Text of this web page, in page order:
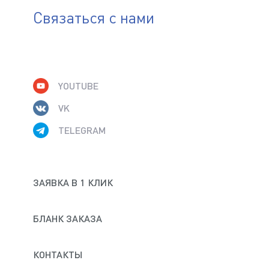
Связаться с нами
ЗАЯВКА В 1 КЛИК
БЛАНК ЗАКАЗА
КОНТАКТЫ
YOUTUBE
VK
TELEGRAM